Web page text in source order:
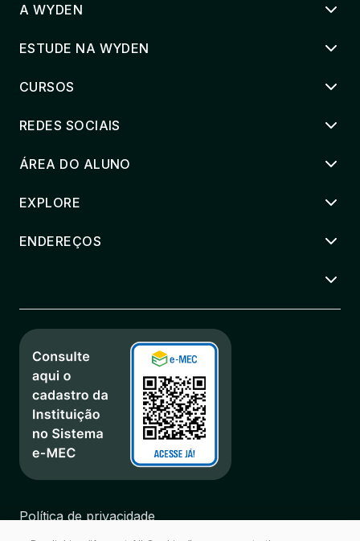
A WYDEN
ESTUDE NA WYDEN
CURSOS
REDES SOCIAIS
ÁREA DO ALUNO
EXPLORE
ENDEREÇOS
Política de privacidade